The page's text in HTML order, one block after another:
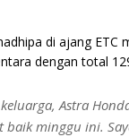
di ajang ETC
dengan total
Astra
baik minggu ini.